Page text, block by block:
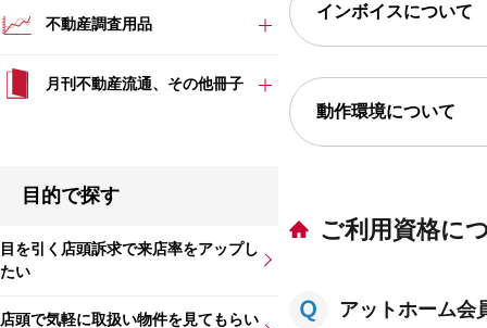
不動産調査用品
月刊不動産流通、その他冊子
目的で探す
目を引く店頭訴求で来店率をアップし
たい
店頭で気軽に取扱い物件を見てもらい
インボイスについて
動作環境について
ご利用資格に
アットホーム会